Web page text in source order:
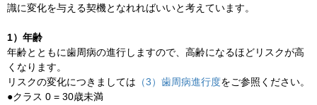
識に変化を与える契機となれればいいと考えています。
1）年齢
年齢とともに歯周病の進行しますので、高齢になるほどリスクが高
くなります。
リスクの変化につきましては （3）歯周病進行度をご参照ください。
●クラス 0 = 30歳未満